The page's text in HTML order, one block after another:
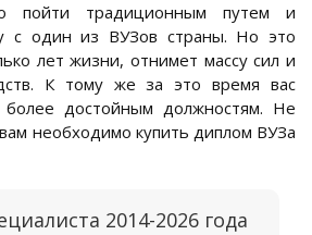
пойти традиционным путем и
с один из ВУЗов страны. Но это
лет жизни, отнимет массу сил и
К тому же за это время вас
достойным должностям. Не
необходимо купить диплом ВУЗа
2014-2026 года